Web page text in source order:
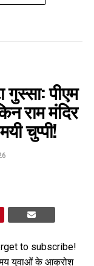
पीएम
राम मंदिर
चुप्पी!
to subscribe!
युवाओं के आक्रोश